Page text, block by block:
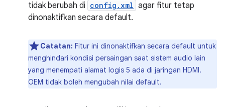
tidak berubah di config.xml agar fitur tetap
dinonaktifkan secara default.
Catatan: Fitur ini dinonaktifkan secara default untuk
menghindari kondisi persaingan saat sistem audio lain
yang menempati alamat logis 5 ada di jaringan HDMI.
OEM tidak boleh mengubah nilai default.